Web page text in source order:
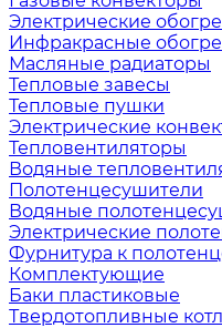
Электрические
Инфракрасные
Масляные радиаторы
Тепловые завесы
Тепловые пушки
Электрические
Тепловентиляторы
Водяные
Полотенцесушители
Водяные
Электрические
Фурнитура к
Комплектующие
Баки пластиковые
Твердотопливные